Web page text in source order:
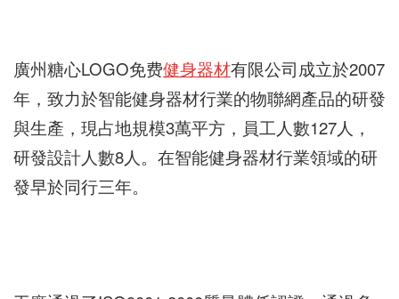
廣州糖心LOGO免费健身器材有限公司成立於2007
年，致力於智能健身器材行業的物聯網產品的研發
與生產，現占地規模3萬平方，員工人數127人，
研發設計人數8人。在智能健身器材行業領域的研
發早於同行三年。